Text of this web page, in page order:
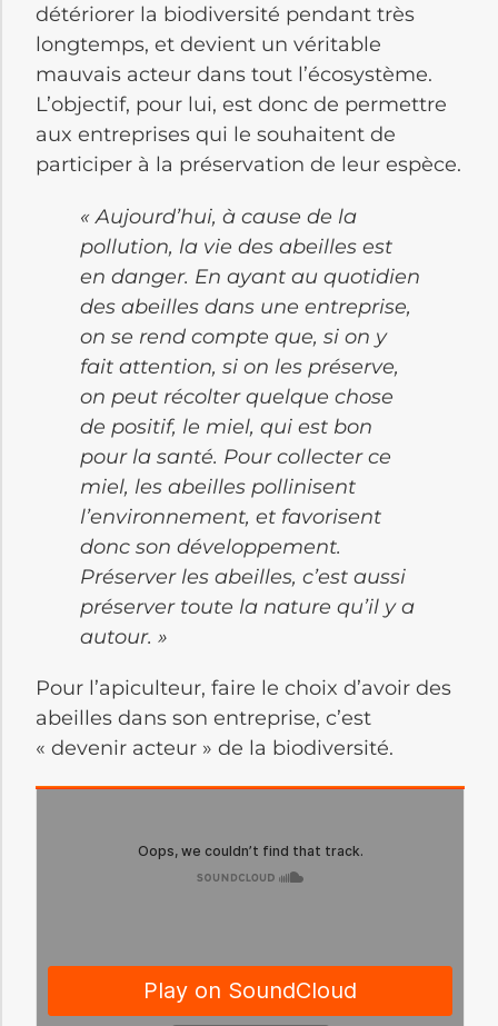
détériorer la biodiversité pendant très
longtemps, et devient un véritable
mauvais acteur dans tout l’écosystème.
L’objectif, pour lui, est donc de permettre
aux entreprises qui le souhaitent de
participer à la préservation de leur espèce.
« Aujourd’hui, à cause de la
pollution, la vie des abeilles est
en danger. En ayant au quotidien
des abeilles dans une entreprise,
on se rend compte que, si on y
fait attention, si on les préserve,
on peut récolter quelque chose
de positif, le miel, qui est bon
pour la santé. Pour collecter ce
miel, les abeilles pollinisent
l’environnement, et favorisent
donc son développement.
Préserver les abeilles, c’est aussi
préserver toute la nature qu’il y a
autour. »
Pour l’apiculteur, faire le choix d’avoir des
abeilles dans son entreprise, c’est
« devenir acteur » de la biodiversité.